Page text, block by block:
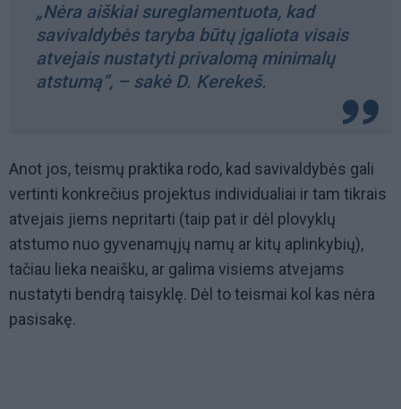
„Nėra aiškiai sureglamentuota, kad
savivaldybės taryba būtų įgaliota visais
atvejais nustatyti privalomą minimalų
atstumą“, – sakė D. Kerekeš.
Anot jos, teismų praktika rodo, kad savivaldybės gali
vertinti konkrečius projektus individualiai ir tam tikrais
atvejais jiems nepritarti (taip pat ir dėl plovyklų
atstumo nuo gyvenamųjų namų ar kitų aplinkybių),
tačiau lieka neaišku, ar galima visiems atvejams
nustatyti bendrą taisyklę. Dėl to teismai kol kas nėra
pasisakę.